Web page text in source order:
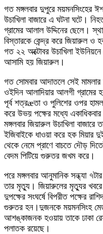
গত মঙ্গলবার দুপুরে ময়মনসিংহের
উচাখিলা বাজারে এ ঘটনা ঘটে।
গ্রামের আলাল উদ্দিনের ছেলে।
বিস্তারকে কেন্দ্র করে জিয়ারুল ও
গত ২২ অক্টোবর উচাখিলা
আসামি হয় জিয়ারুল।
গত সোমবার আদাতলে সেই মামলার
ওইদিন আলাদিয়ার আলগী গ্রামের
পূর্ব শত্রæতা ও পুলিশের ওপর
করে উভয় পক্ষের মধ্যে
মঙ্গলবার জিয়ারুল উচাখিলা বাজারে
ইজিবাইকে ধাওয়া করে হক
থেকে নেমে প্রাণে বাচতে দৌড়
বেদম পিটিয়ে গুরুতর জখম করে।
পরে মঙ্গলবার আনুমানিক সন্ধ্যা
তার মৃত্যু। জিয়ারুলের মৃত্যুর
দুপক্ষের সংঘর্ষে বিপরীত পক্ষের
গুরুতর হন।দুজনকে ময়মনসিংহ
আশঙ্কাজনক হওয়ায় তাকে ঢাকা
পলাতক রয়েছে।